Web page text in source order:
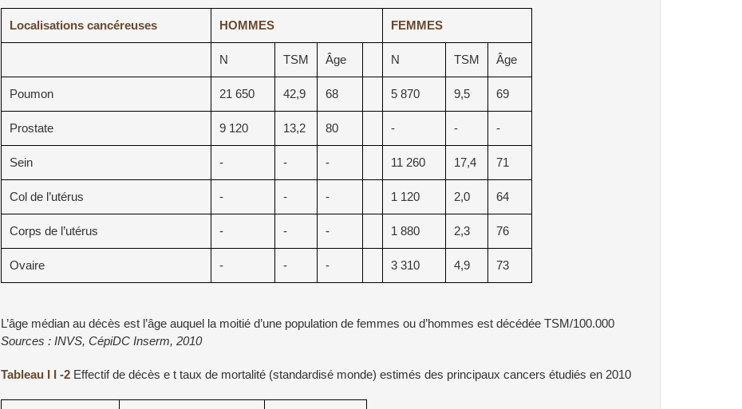
Localisations cancéreuses HOMMES FEMMES
N TSM Âge N TSM Âge
Poumon 21 650 42,9 68 5 870 9,5 69
Prostate 9 120 13,2 80 - - -
Sein - - - 11 260 17,4 71
Col de l’utérus - - - 1 120 2,0 64
Corps de l’utérus - - - 1 880 2,3 76
Ovaire - - - 3 310 4,9 73
L’âge médian au décès est l’âge auquel la moitié d’une population de femmes ou d’hommes est décédée TSM/100.000
Sources : INVS, CépiDC Inserm, 2010
Tableau I I -2 Effectif de décès e t taux de mortalité (standardisé monde) estimés des principaux cancers étudiés en 2010